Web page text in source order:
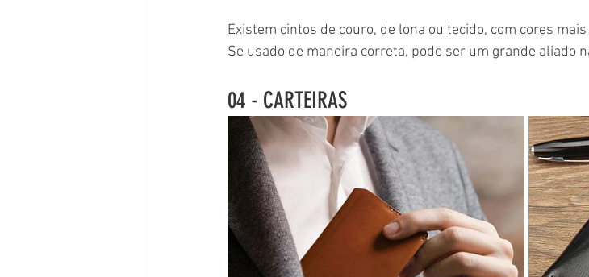
Existem cintos de couro, de lona ou tecido, com cores
Se usado de maneira correta, pode ser um grande aliado
04 - CARTEIRAS